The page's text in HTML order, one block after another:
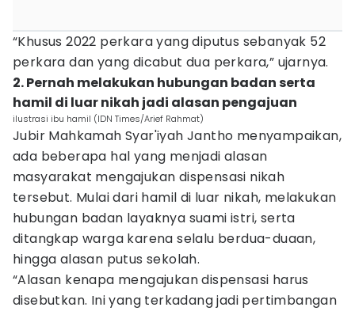
“Khusus 2022 perkara yang diputus sebanyak 52
perkara dan yang dicabut dua perkara,” ujarnya.
2. Pernah melakukan hubungan badan serta
hamil di luar nikah jadi alasan pengajuan
ilustrasi ibu hamil (IDN Times/Arief Rahmat)
Jubir Mahkamah Syar'iyah Jantho menyampaikan,
ada beberapa hal yang menjadi alasan
masyarakat mengajukan dispensasi nikah
tersebut. Mulai dari hamil di luar nikah, melakukan
hubungan badan layaknya suami istri, serta
ditangkap warga karena selalu berdua-duaan,
hingga alasan putus sekolah.
“Alasan kenapa mengajukan dispensasi harus
disebutkan. Ini yang terkadang jadi pertimbangan